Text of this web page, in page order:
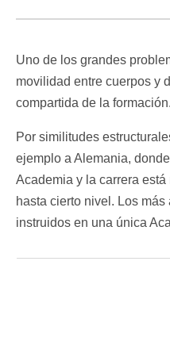
Uno de los grandes
movilidad entre cuerpos y
compartida de la formación.
Por similitudes
ejemplo a Alemania,
Academia y la carrera
hasta cierto nivel. Los
instruidos en una única